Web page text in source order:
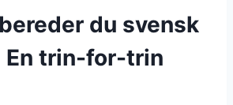
du svensk
En trin-for-trin